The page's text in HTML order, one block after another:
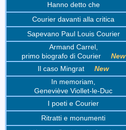
Hanno detto che
Courier davanti alla critica
Sapevano Paul Louis Courier
Armand Carrel,
primo biografo di CourierNew
Il caso Mingrat New
In memoriam,
Geneviève Viollet-le-Duc
I poeti e Courier
Ritratti e monumenti